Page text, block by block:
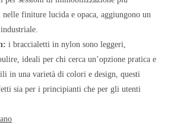
finiture lucida e opaca, aggiungono un
i braccialetti in nylon sono leggeri,
ideali per chi cerca un’opzione pratica e
in una varietà di colori e design, questi
sia per i principianti che per gli utenti